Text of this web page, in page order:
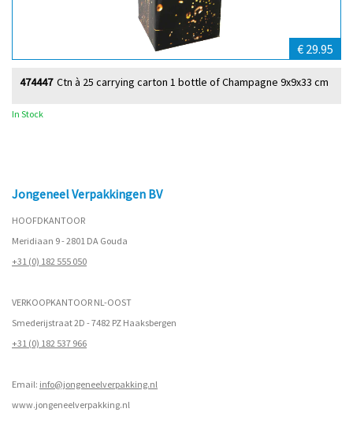
€ 29.95
Ctn à 25 carrying carton 1 bottle of Champagne 9x9x33 cm
474447
In Stock
Jongeneel Verpakkingen BV
HOOFDKANTOOR
Meridiaan 9 - 2801 DA Gouda
+31 (0) 182 555 050
VERKOOPKANTOOR NL-OOST
Smederijstraat 2D - 7482 PZ Haaksbergen
+31 (0) 182 537 966
Email: info@jongeneelverpakking.nl
www.jongeneelverpakking.nl